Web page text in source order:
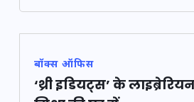
बॉक्स ऑफिस
‘थ्री इडियट्स’ के